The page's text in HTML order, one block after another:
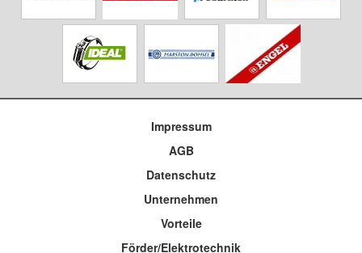
Impressum
AGB
Datenschutz
Unternehmen
Vorteile
Förder/Elektrotechnik